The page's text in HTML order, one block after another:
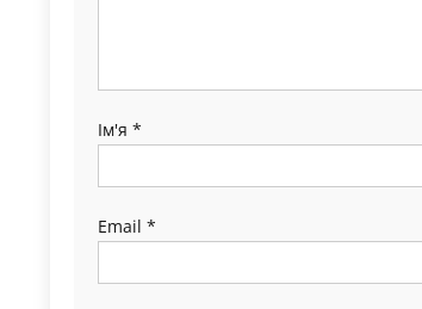
Ім'я *
Email *